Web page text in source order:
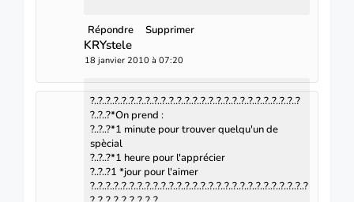
Répondre Supprimer
KRYstele
18 janvier 2010 à 07:20
?..?..?..?..?..?..?..?..?..?..?..?..?..?..?..?..?..?..?..?..?..?..?..?..?..?..?
?..?..?*On prend :
?..?..?*1 minute pour trouver quelqu'un de
spècial
?..?..?*1 heure pour l'apprécier
?..?..?1 *jour pour l'aimer
?..?..?..?..?..?..?..?..?..?..?..?..?..?..?..?..?..?..?..?..?..?..?..?..?..?..?..?